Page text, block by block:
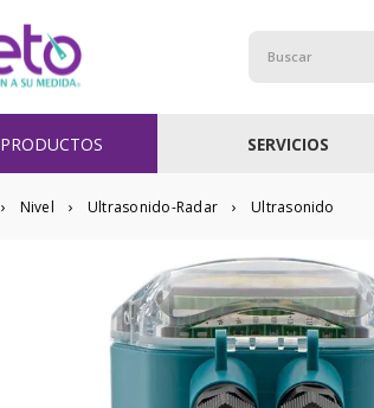
PRODUCTOS SERVICIOS
Nivel Ultrasonido-Radar Ultrasonido